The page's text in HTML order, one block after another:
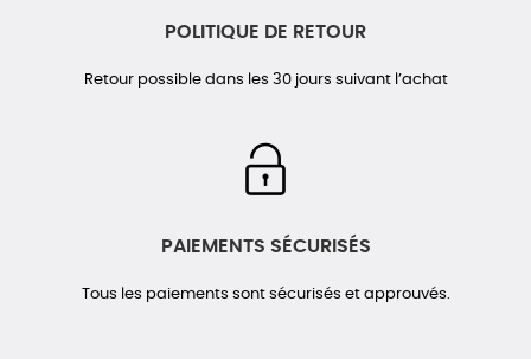
POLITIQUE DE RETOUR
Retour possible dans les 30 jours suivant l’achat
PAIEMENTS SÉCURISÉS
Tous les paiements sont sécurisés et approuvés.